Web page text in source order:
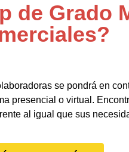
de Grado
se pondrá en
presencial o virtual.
al igual que sus